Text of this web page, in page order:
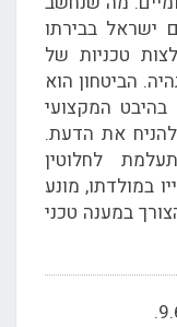
ישראל בבירתו
טכניות של
הביטחון הוא
המקצועי
את הדעת.
לחלוטין
במולדתו, מונע
במענה טכני